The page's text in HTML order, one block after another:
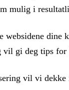
mulig i
websidene dine
gi deg tips
vil vi dekke